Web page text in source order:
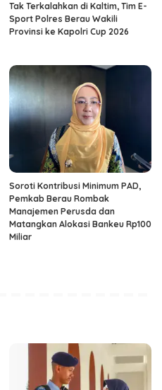
Tak Terkalahkan di Kaltim, Tim E-
Sport Polres Berau Wakili
Provinsi ke Kapolri Cup 2026
Soroti Kontribusi Minimum PAD,
Pemkab Berau Rombak
Manajemen Perusda dan
Matangkan Alokasi Bankeu Rp100
Miliar